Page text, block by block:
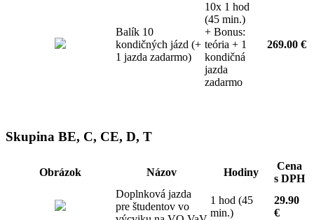
Balík 10
kondičných jázd (+
1 jazda zadarmo)
10x 1 hod
(45 min.)
+ Bonus:
teória + 1
kondičná
jazda
zadarmo
269.00 €
Skupina BE, C, CE, D, T
Obrázok Názov Hodiny
Cena
s DPH
Doplnková jazda
pre študentov vo
1 hod (45
min.)
29.90
€